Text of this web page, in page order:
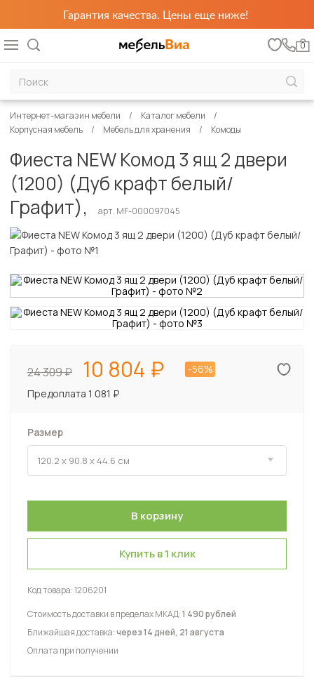
Гарантия качества. Цены еще ниже!
0
Интернет-магазин мебели
Каталог мебели
Корпусная мебель
Мебель для хранения Комоды
Фиеста NEW Комод 3 ящ 2 двери
(1200) (Дуб крафт белый/
Графит),
арт. MF-000097045
24 309 10 804
-56%
Предоплата 1 081 ₽
Размер
Купить в 1 клик
Код товара:1206201
Стоимость доставки в пределах МКАД:1 490 рублей
Ближайшая доставка:через 14 дней, 21 августа
Оплата при получении